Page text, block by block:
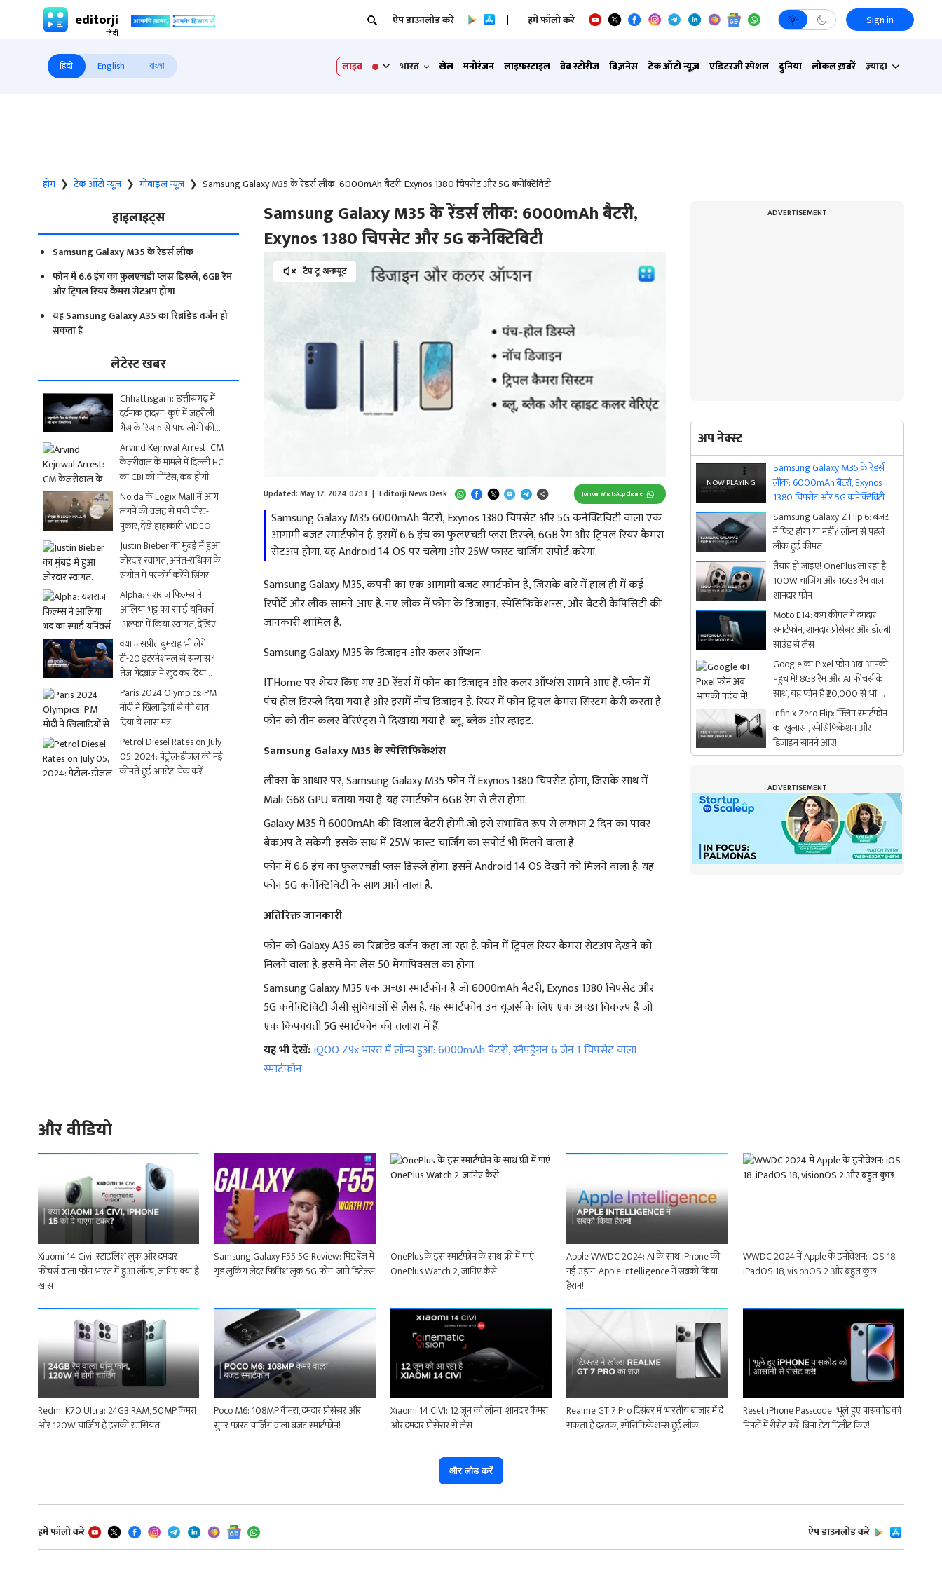
editorji ऐप डाउनलोड करें हमें फॉलो करें Sign in
हिंदी English বাংলা लाइव भारत खेल मनोरंजन लाइफ़स्टाइल वेब स्टोरीज बिज़नेस टेक ऑटो न्यूज़ एडिटरजी स्पेशल दुनिया लोकल ख़बरें ज़्यादा
होम ❯ टेक ऑटो न्यूज़ ❯ मोबाइल न्यूज़ ❯ Samsung Galaxy M35 के रेंडर्स लीक: 6000mAh बैटरी, Exynos 1380 चिपसेट और 5G कनेक्टिविटी
हाइलाइट्स
Samsung Galaxy M35 के रेंडर्स लीक
फोन में 6.6 इंच का फुलएचडी प्लस डिस्प्ले, 6GB रैम
और ट्रिपल रियर कैमरा सेटअप होगा
यह Samsung Galaxy A35 का रिब्रांडेड वर्जन हो
सकता है
लेटेस्ट खबर
Chhattisgarh: छत्तीसगढ़ में
दर्दनाक हादसा! कुएं में जहरीली
गैस के रिसाव से पांच लोगों की
मौत
Arvind Kejriwal Arrest: CM
केजरीवाल के मामले में दिल्ली HC
का CBI को नोटिस, कब होगी
अगली सुनवाई?
Noida के Logix Mall में आग
लगने की वजह से मची चीख-
पुकार, देखें हाहाकारी VIDEO
Justin Bieber का मुंबई में हुआ
जोरदार स्वागत, अनंत-राधिका के
संगीत में परफॉर्म करेंगे सिंगर
Alpha: यशराज फिल्म्स ने
आलिया भट्ट का स्पाई यूनिवर्स
'अल्फा' में किया स्वागत, देखिए
धमाकेदार Video
क्या जसप्रीत बुमराह भी लेंगे
टी-20 इंटरनेशनल से संन्यास?
तेज गेंदबाज ने खुद कर दिया
क्लियर
Paris 2024 Olympics: PM
मोदी ने खिलाड़ियों से की बात,
दिया ये खास मंत्र
Petrol Diesel Rates on July
05, 2024: पेट्रोल-डीजल की नई
कीमतें हुईं अपडेट, चेक करें
Samsung Galaxy M35 के रेंडर्स लीक: 6000mAh बैटरी,
Exynos 1380 चिपसेट और 5G कनेक्टिविटी
Samsung Galaxy M35 6000mAh बैटरी, Exynos 1380 चिपसेट और 5G कनेक्टिविटी वाला एक
आगामी बजट स्मार्टफोन है. इसमें 6.6 इंच का फुलएचडी प्लस डिस्प्ले, 6GB रैम और ट्रिपल रियर कैमरा
सेटअप होगा. यह Android 14 OS पर चलेगा और 25W फास्ट चार्जिंग सपोर्ट करेगा.
Updated: May 17, 2024 07:13 | Editorji News Desk Join our WhatsApp Channel
टैप टू अनम्यूट
Samsung Galaxy M35, कंपनी का एक आगामी बजट स्मार्टफोन है, जिसके बारे में हाल ही में कई
रिपोर्टें और लीक सामने आए हैं. नए लीक में फोन के डिजाइन, स्पेसिफिकेशन्स, और बैटरी कैपिसिटी की
जानकारी शामिल है.
Samsung Galaxy M35 के डिजाइन और कलर ऑप्शन
ITHome पर शेयर किए गए 3D रेंडर्स में फोन का डिज़ाइन और कलर ऑप्शंस सामने आए हैं. फोन में
पंच होल डिस्प्ले दिया गया है और इसमें नॉच डिजाइन है. रियर में फोन ट्रिपल कैमरा सिस्टम कैरी करता है.
फोन को तीन कलर वेरिएंट्स में दिखाया गया है: ब्लू, ब्लैक और व्हाइट.
Samsung Galaxy M35 के स्पेसिफिकेशंस
लीक्स के आधार पर, Samsung Galaxy M35 फोन में Exynos 1380 चिपसेट होगा, जिसके साथ में
Mali G68 GPU बताया गया है. यह स्मार्टफोन 6GB रैम से लैस होगा.
Galaxy M35 में 6000mAh की विशाल बैटरी होगी जो इसे संभावित रूप से लगभग 2 दिन का पावर
बैकअप दे सकेगी. इसके साथ में 25W फास्ट चार्जिंग का सपोर्ट भी मिलने वाला है.
फोन में 6.6 इंच का फुलएचडी प्लस डिस्प्ले होगा. इसमें Android 14 OS देखने को मिलने वाला है. यह
फोन 5G कनेक्टिविटी के साथ आने वाला है.
अतिरिक्त जानकारी
फोन को Galaxy A35 का रिब्रांडेड वर्जन कहा जा रहा है. फोन में ट्रिपल रियर कैमरा सेटअप देखने को
मिलने वाला है. इसमें मेन लेंस 50 मेगापिक्सल का होगा.
Samsung Galaxy M35 एक अच्छा स्मार्टफोन है जो 6000mAh बैटरी, Exynos 1380 चिपसेट और
5G कनेक्टिविटी जैसी सुविधाओं से लैस है. यह स्मार्टफोन उन यूजर्स के लिए एक अच्छा विकल्प है जो
एक किफायती 5G स्मार्टफोन की तलाश में हैं.
यह भी देखें:iQOO Z9x भारत में लॉन्च हुआ: 6000mAh बैटरी, स्नैपड्रैगन 6 जेन 1 चिपसेट वाला
स्मार्टफोन
ADVERTISEMENT
अप नेक्स्ट
Samsung Galaxy M35 के रेंडर्स
लीक: 6000mAh बैटरी, Exynos
1380 चिपसेट और 5G कनेक्टिविटी
Samsung Galaxy Z Flip 6: बजट
में फिट होगा या नहीं? लॉन्च से पहले
लीक हुई कीमत
तैयार हो जाइए! OnePlus ला रहा है
100W चार्जिंग और 16GB रैम वाला
शानदार फोन
Moto E14: कम कीमत में दमदार
स्मार्टफोन, शानदार प्रोसेसर और डॉल्बी
साउंड से लैस
Google का Pixel फोन अब आपकी
पहुंच में! 8GB रैम और AI फीचर्स के
साथ, यह फोन है ₹20,000 से भी कम
में
Infinix Zero Flip: फ्लिप स्मार्टफोन
का खुलासा, स्पेसिफिकेशन और
डिजाइन सामने आए!
ADVERTISEMENT
और वीडियो
Xiaomi 14 Civi: स्टाइलिश लुक और दमदार
फीचर्स वाला फोन भारत में हुआ लॉन्च, जानिए क्या है
खास
Samsung Galaxy F55 5G Review: मिड रेंज में
गुड लुकिंग लेदर फिनिश लुक 5G फ़ोन, जाने डिटेल्स
OnePlus के इस स्मार्टफोन के साथ फ्री में पाएं
OnePlus Watch 2, जानिए कैसे
Apple WWDC 2024: AI के साथ iPhone की
नई उड़ान, Apple Intelligence ने सबको किया
हैरान!
WWDC 2024 में Apple के इनोवेशन: iOS 18,
iPadOS 18, visionOS 2 और बहुत कुछ
Redmi K70 Ultra: 24GB RAM, 50MP कैमरा
और 120W चार्जिंग है इसकी खासियत
Poco M6: 108MP कैमरा, दमदार प्रोसेसर और
सुपर फास्ट चार्जिंग वाला बजट स्मार्टफोन!
Xiaomi 14 CIVI: 12 जून को लॉन्च, शानदार कैमरा
और दमदार प्रोसेसर से लैस
Realme GT 7 Pro दिसंबर में भारतीय बाजार में दे
सकता है दस्तक, स्पेसिफिकेशन्स हुईं लीक
Reset iPhone Passcode: भूले हुए पासकोड को
मिनटों में रीसेट करें, बिना डेटा डिलीट किए!
और लोड करें
हमें फॉलो करें ऐप डाउनलोड करें